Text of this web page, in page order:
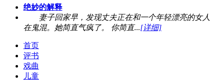
绝妙的解释
妻子回家早，发现丈夫正在和一个年轻漂亮的女人
在鬼混。她简直气疯了。 你简直...[详细]
首页
评书
戏曲
儿童